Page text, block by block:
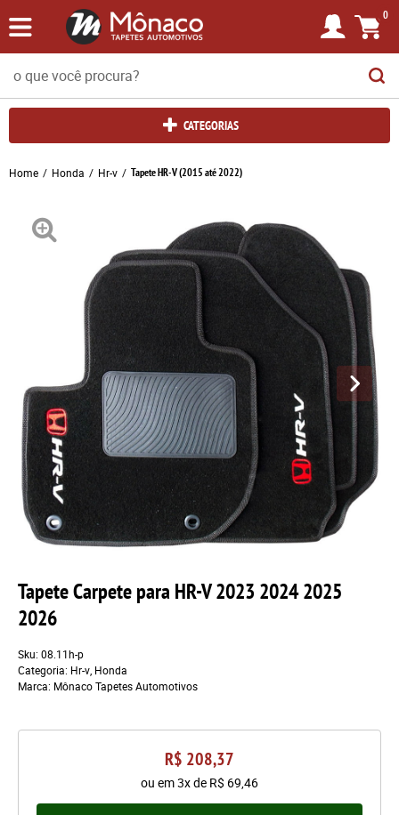
0
CATEGORIAS
Home Honda Hr-v Tapete HR-V (2015 até 2022)
Tapete Carpete para HR-V 2023 2024 2025
2026
Sku: 08.11h-p
Categoria: Hr-v, Honda
Marca: Mônaco Tapetes Automotivos
R$ 208,37
ou em3xde R$ 69,46